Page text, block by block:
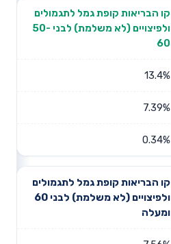
קו הבריאות קופת גמל לתגמולים
ולפיצויים (לא משלמת) לבני 50-
60
13.4%
7.39%
0.34%
קו הבריאות קופת גמל לתגמולים
ולפיצויים (לא משלמת) לבני 60
ומעלה